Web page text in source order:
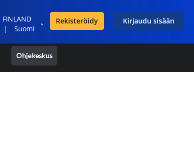
FINLAND
|
Suomi
Rekisteröidy Kirjaudu sisään
Ohjekeskus